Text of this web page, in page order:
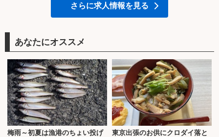
さらに求人情報を見る
あなたにオススメ
梅雨～初夏は漁港のちょい投げ
東京出張のお供にクロダイ落と